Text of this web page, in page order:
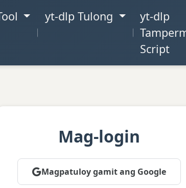
yt-dlp Tulong
yt-dlp
Script
Mag-login
Magpatuloy gamit ang Google